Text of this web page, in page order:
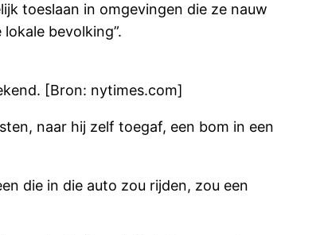
toeslaan in omgevingen die ze nauw
bevolking”.
[Bron: nytimes.com]
naar hij zelf toegaf, een bom in een
die in die auto zou rijden, zou een